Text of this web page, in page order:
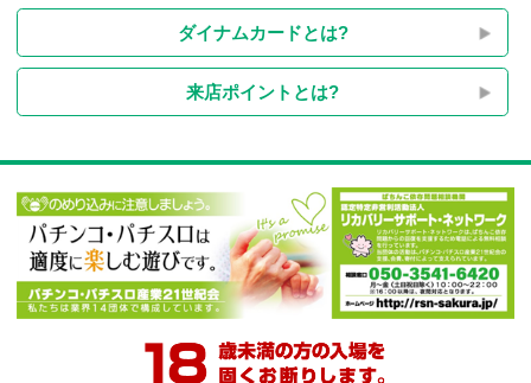
だいた店舗にてご確認ください。
ダイナムカードとは?